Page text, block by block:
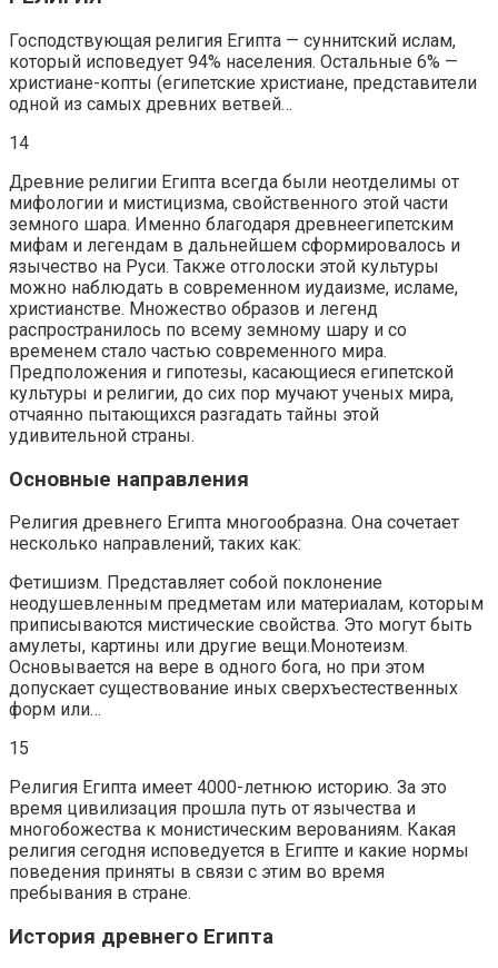
Господствующая религия Египта — суннитский ислам,
который исповедует 94% населения. Остальные 6% —
христиане-копты (египетские христиане, представители
одной из самых древних ветвей…
14
Древние религии Египта всегда были неотделимы от
мифологии и мистицизма, свойственного этой части
земного шара. Именно благодаря древнеегипетским
мифам и легендам в дальнейшем сформировалось и
язычество на Руси. Также отголоски этой культуры
можно наблюдать в современном иудаизме, исламе,
христианстве. Множество образов и легенд
распространилось по всему земному шару и со
временем стало частью современного мира.
Предположения и гипотезы, касающиеся египетской
культуры и религии, до сих пор мучают ученых мира,
отчаянно пытающихся разгадать тайны этой
удивительной страны.
Основные направления
Религия древнего Египта многообразна. Она сочетает
несколько направлений, таких как:
Фетишизм. Представляет собой поклонение
неодушевленным предметам или материалам, которым
приписываются мистические свойства. Это могут быть
амулеты, картины или другие вещи.Монотеизм.
Основывается на вере в одного бога, но при этом
допускает существование иных сверхъестественных
форм или…
15
Религия Египта имеет 4000-летнюю историю. За это
время цивилизация прошла путь от язычества и
многобожества к монистическим верованиям. Какая
религия сегодня исповедуется в Египте и какие нормы
поведения приняты в связи с этим во время
пребывания в стране.
История древнего Египта